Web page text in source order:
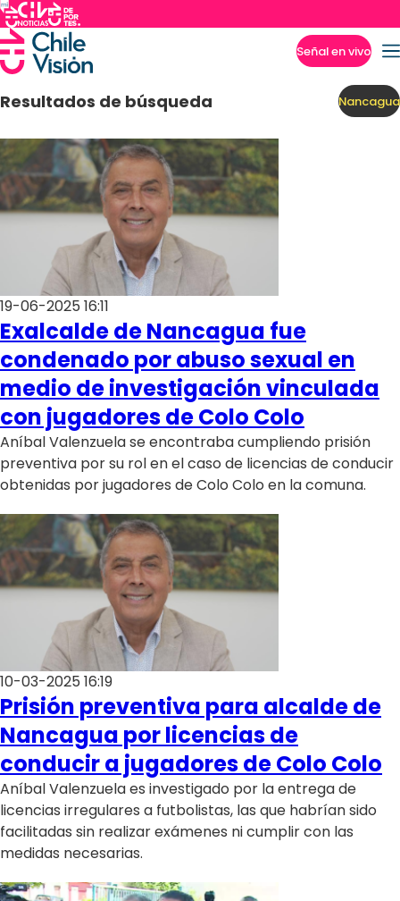
Señal en vivo
Resultados de búsqueda Nancagua
19-06-2025 16:11
Exalcalde de Nancagua fue
condenado por abuso sexual en
medio de investigación vinculada
con jugadores de Colo Colo
Aníbal Valenzuela se encontraba cumpliendo prisión
preventiva por su rol en el caso de licencias de conducir
obtenidas por jugadores de Colo Colo en la comuna.
10-03-2025 16:19
Prisión preventiva para alcalde de
Nancagua por licencias de
conducir a jugadores de Colo Colo
Aníbal Valenzuela es investigado por la entrega de
licencias irregulares a futbolistas, las que habrían sido
facilitadas sin realizar exámenes ni cumplir con las
medidas necesarias.
Imperdibles
Programas
Club De La Comedia
Contigo en Directo
El Tiempo
Sabingo
Todos Los Programas